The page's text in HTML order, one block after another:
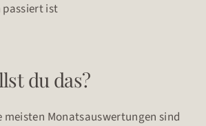
passiert ist
du das?
meisten Monatsauswertungen sind